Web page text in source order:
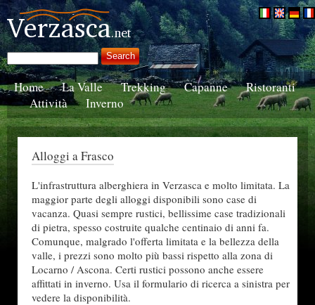
Home La Valle Trekking Capanne
Ristoranti
Attività
Inverno
Alloggi a Frasco
L'infrastruttura alberghiera in Verzasca e molto limitata. La
maggior parte degli alloggi disponibili sono case di
vacanza. Quasi sempre rustici, bellissime case tradizionali
di pietra, spesso costruite qualche centinaio di anni fa.
Comunque, malgrado l'offerta limitata e la bellezza della
valle, i prezzi sono molto più bassi rispetto alla zona di
Locarno / Ascona. Certi rustici possono anche essere
affittati in inverno. Usa il formulario di ricerca a sinistra per
vedere la disponibilità.